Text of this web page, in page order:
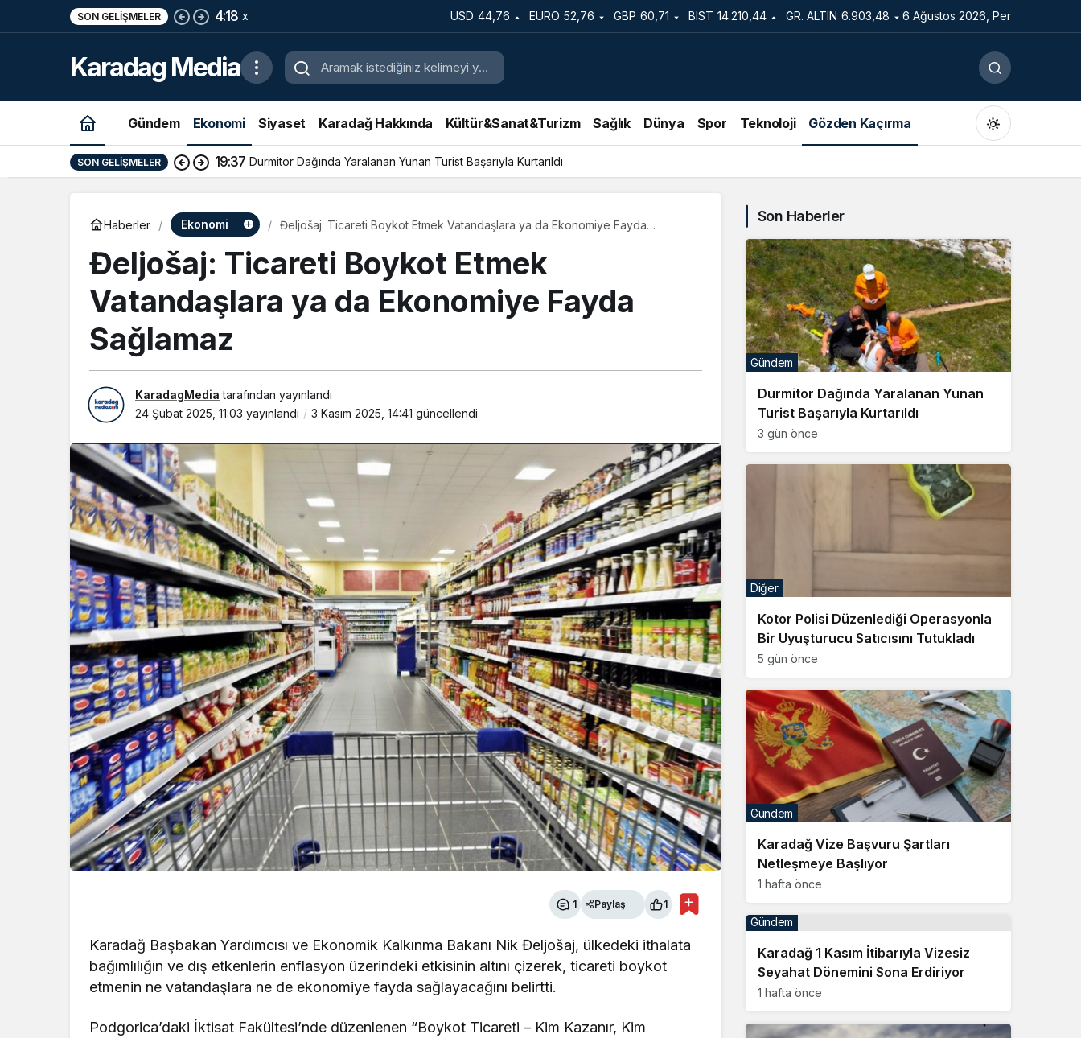
SON GELIŞMELER 4:18 x USD 44,76 EURO 52,76 GBP 60,71 BIST 14.210,44 GR. ALTIN 6.903,48 6 Ağustos 2026, Per
Karadag Media
Gündem Ekonomi Siyaset Karadağ Hakkında Kültür&Sanat&Turizm Sağlık Dünya Spor Teknoloji Gözden Kaçırma
Gündüz Modu
Gündüz modunu seçin.
Gece Modu
Gece modunu seçin.
Sistem modunu seçin.
SON GELIŞMELER 19:37 Durmitor Dağında Yaralanan Yunan Turist Başarıyla Kurtarıldı
Haberler Ekonomi
Đeljošaj: Ticareti Boykot Etmek Vatandaşlara ya da Ekonomiye Fayda
Đeljošaj: Ticareti Boykot Etmek
Vatandaşlara ya da Ekonomiye Fayda
Sağlamaz
KaradagMedia tarafından yayınlandı
24 Şubat 2025, 11:03 yayınlandı 3 Kasım 2025, 14:41 güncellendi
1 Paylaş 1
Karadağ Başbakan Yardımcısı ve Ekonomik Kalkınma Bakanı Nik Đeljošaj, ülkedeki ithalata
bağımlılığın ve dış etkenlerin enflasyon üzerindeki etkisinin altını çizerek, ticareti boykot
etmenin ne vatandaşlara ne de ekonomiye fayda sağlayacağını belirtti.
Podgorica’daki İktisat Fakültesi’nde düzenlenen “Boykot Ticareti – Kim Kazanır, Kim
Son Haberler
Durmitor Dağında Yaralanan Yunan
Turist Başarıyla Kurtarıldı
3 gün önce
Gündem
Kotor Polisi Düzenlediği Operasyonla
Bir Uyuşturucu Satıcısını Tutukladı
5 gün önce
Diğer
Karadağ Vize Başvuru Şartları
Netleşmeye Başlıyor
1 hafta önce
Gündem
Karadağ 1 Kasım İtibarıyla Vizesiz
Seyahat Dönemini Sona Erdiriyor
1 hafta önce
Gündem